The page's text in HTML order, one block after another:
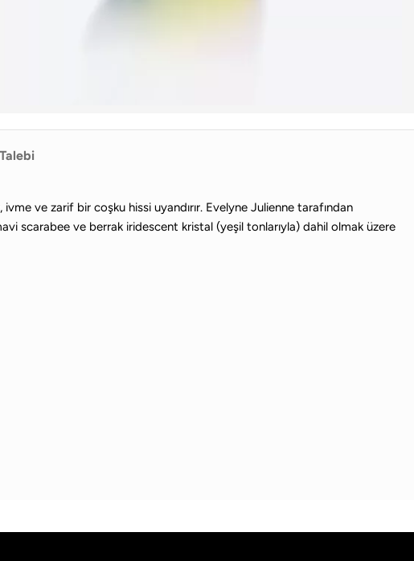
ve zarif bir coşku hissi uyandırır. Evelyne Julienne tarafından
scarabee ve berrak iridescent kristal (yeşil tonlarıyla) dahil olmak üzere